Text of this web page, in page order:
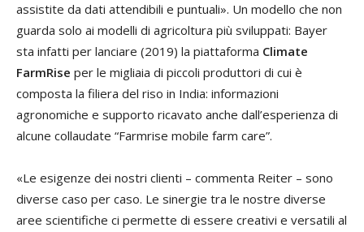
assistite da dati attendibili e puntuali». Un modello che non
guarda solo ai modelli di agricoltura più sviluppati: Bayer
sta infatti per lanciare (2019) la piattaforma Climate
FarmRise per le migliaia di piccoli produttori di cui è
composta la filiera del riso in India: informazioni
agronomiche e supporto ricavato anche dall’esperienza di
alcune collaudate “Farmrise mobile farm care”.
«Le esigenze dei nostri clienti – commenta Reiter – sono
diverse caso per caso. Le sinergie tra le nostre diverse
aree scientifiche ci permette di essere creativi e versatili al